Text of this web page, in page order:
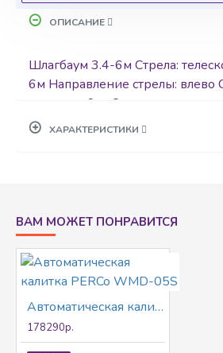
ОПИСАНИЕ
Шлагбаум 3.4-6м Стрела:
6м Направление стрелы: влево
подъема: 6 с.; Скорость
240В (по умолчанию 220 В,
беспроводной пульт *2шт +
ХАРАКТЕРИСТИКИ
ВАМ МОЖЕТ ПОНРАВИТСЯ
Автоматическая калитка PERCo WMD-05S
178290р.